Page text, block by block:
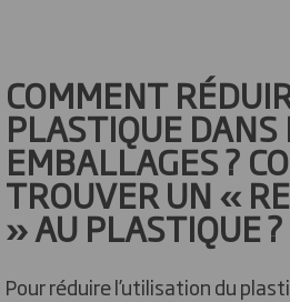
COMMENT
PLASTIQUE DANS
EMBALLAGES ?
TROUVER UN «
» AU PLASTIQUE ?
Pour réduire l’utilisation du